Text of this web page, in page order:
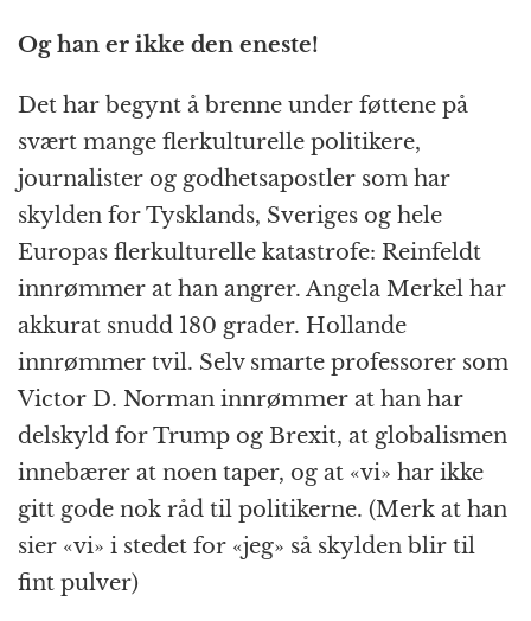
Og han er ikke den eneste!
Det har begynt å brenne under føttene på
svært mange flerkulturelle politikere,
journalister og godhetsapostler som har
skylden for Tysklands, Sveriges og hele
Europas flerkulturelle katastrofe: Reinfeldt
innrømmer at han angrer. Angela Merkel har
akkurat snudd 180 grader. Hollande
innrømmer tvil. Selv smarte professorer som
Victor D. Norman innrømmer at han har
delskyld for Trump og Brexit, at globalismen
innebærer at noen taper, og at «vi» har ikke
gitt gode nok råd til politikerne. (Merk at han
sier «vi» i stedet for «jeg» så skylden blir til
fint pulver)